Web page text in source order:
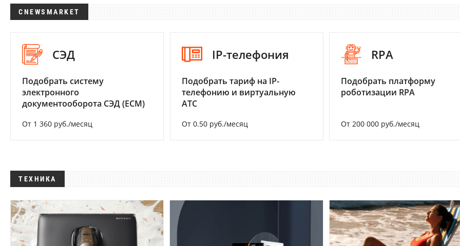
CNEWSMARKET
СЭД
Подобрать систему
электронного
документооборота СЭД (ECM)
От 1 360 руб./месяц
IP-телефония
Подобрать тариф на IP-
телефонию и виртуальную
АТС
От 0.50 руб./месяц
RPA
Подобрать платформу
роботизации RPA
От 200 000 руб./месяц
ТЕХНИКА